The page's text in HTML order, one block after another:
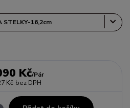
Kč/Pár
Kč bez DPH